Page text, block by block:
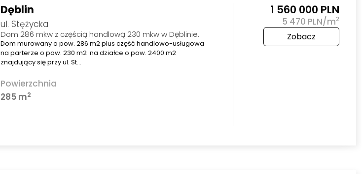
Dęblin
ul. Stężycka
Dom 286 mkw z częścią handlową 230 mkw w Dęblinie.
Dom murowany o pow. 286 m2 plus część handlowo-usługowa
na parterze o pow. 230 m2 na działce o pow. 2400 m2
znajdujący się przy ul. St…
Powierzchnia
285 m2
1 560 000 PLN
5 470 PLN/m2
Zobacz